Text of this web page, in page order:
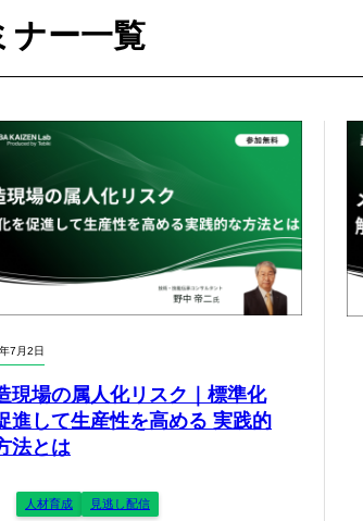
ナー一覧
7月2日
現場の属人化リスク｜標準化
進して生産性を高める 実践的
法とは
人材育成 見逃し配信